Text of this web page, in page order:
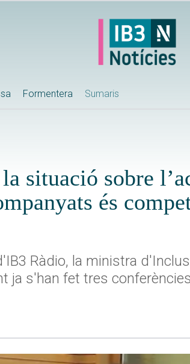
Formentera Sumaris
situació sobre
és
Ràdio, la ministra
ja s'han fet tres